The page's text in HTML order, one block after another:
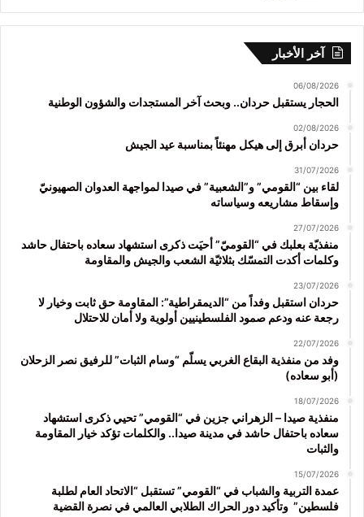
آخر الأخبار
06/08/2026
الحجار يستقبل حردان.. وبحث آخر المستجدات والشؤون الوطنية
02/08/2026
حردان أبرق إلى هيكل مهنئاً بمناسبة عيد الجيش
31/07/2026
لقاء بين “القومي” و”الشعبية” في صيدا لمواجهة العدوان الصهيونيّ
وإسقاط مشاريعه وسياساته
27/07/2026
منفذيّة بعلبك في “القوميّ” أحيَت ذكرى استشهاد سعاده باحتفال حاشد
وكلمات أكدت التمسّك بثلاثيّة الشعب والجيش والمقاومة
23/07/2026
حردان استقبل وفداً من “الديمقراطية”: المقاومة حق ثابت وخيار لا
رجعة عنه ودعم صمود الفلسطينيين أولوية ولا أمان للاحتلال
22/07/2026
وفد من منفذية البقاع الغربي يسلّم “وسام الثبات” للرفيق نصر الزحلان
(أبو سعاده)
18/07/2026
منفذية صيدا – الزهراني جزين في “القومي” تحيي ذكرى استشهاد
سعاده باحتفال حاشد في مدينة صيدا.. والكلمات تؤكد خيار المقاومة
والثبات
15/07/2026
عمدة التربية والشباب في “القومي” تستقبل “الاتحاد العام لطلبة
فلسطين” وتأكيد دور الحراك الطلابي العالمي في نصرة القضية